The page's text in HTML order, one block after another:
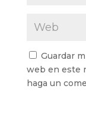
Guardar
web en este
haga un